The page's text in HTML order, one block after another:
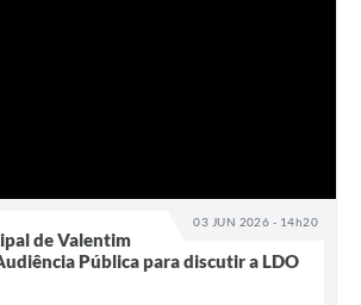
03 JUN 2026 - 14h20
de Valentim
Pública para discutir a LDO